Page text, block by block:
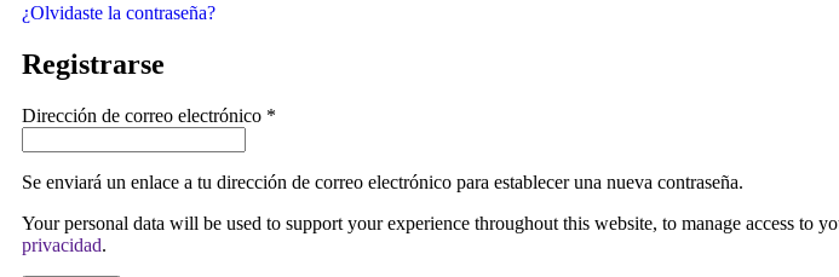
¿Olvidaste la contraseña?
Registrarse
Dirección de correo electrónico *
Se enviará un enlace a tu dirección de correo electrónico para establecer una nueva contraseña.
Your personal data will be used to support your experience throughout this website, to manage access to
privacidad.